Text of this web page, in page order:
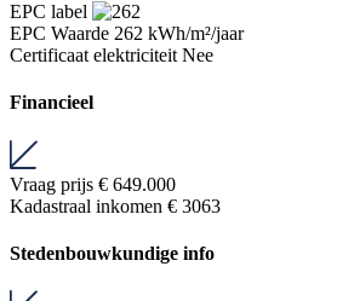
EPC label
EPC Waarde 262 kWh/m²/jaar
Certificaat elektriciteit Nee
Financieel
Vraag prijs € 649.000
Kadastraal inkomen € 3063
Stedenbouwkundige info